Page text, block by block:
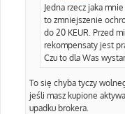
Jedna rzecz jaka
to zmniejszenie
do 20 KEUR. Przed
rekompensaty jest
Czu to dla Was
To się chyba tyczy
jeśli masz kupione
upadku brokera.